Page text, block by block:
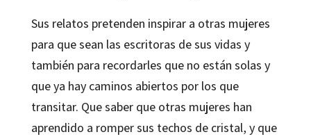
Sus relatos pretenden inspirar a otras mujeres
para que sean las escritoras de sus vidas y
también para recordarles que no están solas y
que ya hay caminos abiertos por los que
transitar. Que saber que otras mujeres han
aprendido a romper sus techos de cristal, y que